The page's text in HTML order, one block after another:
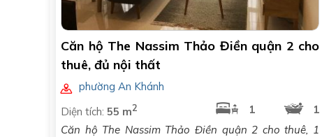
Căn hộ The Nassim Thảo Điền quận 2 cho
thuê, đủ nội thất
phường An Khánh
Diện tích: 55 m2 1
1
Căn hộ The Nassim Thảo Điền quận 2 cho thuê, 1